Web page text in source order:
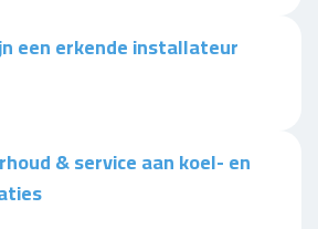
een erkende installateur
& service aan koel- en